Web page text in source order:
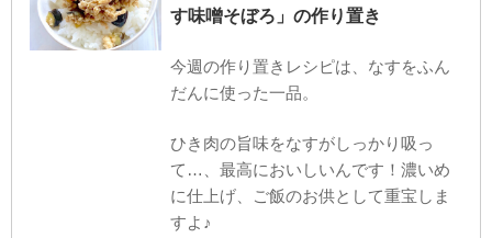
す味噌そぼろ」の作り置き
今週の作り置きレシピは、なすをふん
だんに使った一品。
ひき肉の旨味をなすがしっかり吸っ
て…、最高においしいんです！濃いめ
に仕上げ、ご飯のお供として重宝しま
すよ♪